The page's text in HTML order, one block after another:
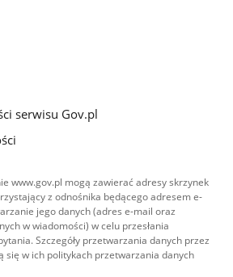
serwisu Gov.pl
www.gov.pl mogą zawierać adresy skrzynek
z odnośnika będącego adresem e-
jego danych (adres e-mail oraz
w wiadomości) w celu przesłania
Szczegóły przetwarzania danych przez
się w ich politykach przetwarzania danych